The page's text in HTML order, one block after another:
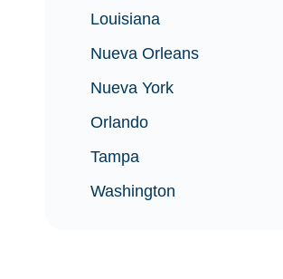
Louisiana
Nueva Orleans
Nueva York
Orlando
Tampa
Washington